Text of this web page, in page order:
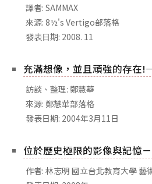
出版品譯者: SAMMAX
來源: 8½'s Vertigo部落格
發表日期: 2008. 11
充滿想像，並且頑強的存在
訪談、整理: 鄭慧華
來源: 鄭慧華部落格
發表日期: 2004年3月11日
位於歷史極限的影像與記憶
作者: 林志明 國立台北教育大學 藝